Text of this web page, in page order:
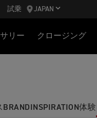
試乗 JAPAN
リー クロージング
BRAND INSPIRATION体験